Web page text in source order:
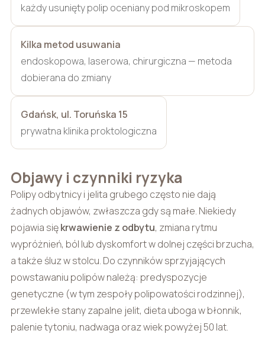
każdy usunięty polip oceniany pod mikroskopem
Kilka metod usuwania
endoskopowa, laserowa, chirurgiczna — metoda
dobierana do zmiany
Gdańsk, ul. Toruńska 15
prywatna klinika proktologiczna
Objawy i czynniki ryzyka
Polipy odbytnicy i jelita grubego często nie dają
żadnych objawów, zwłaszcza gdy są małe. Niekiedy
pojawia siękrwawienie z odbytu, zmiana rytmu
wypróżnień, ból lub dyskomfort w dolnej części brzucha,
a także śluz w stolcu. Do czynników sprzyjających
powstawaniu polipów należą: predyspozycje
genetyczne (w tym zespoły polipowatości rodzinnej),
przewlekłe stany zapalne jelit, dieta uboga w błonnik,
palenie tytoniu, nadwaga oraz wiek powyżej 50 lat.